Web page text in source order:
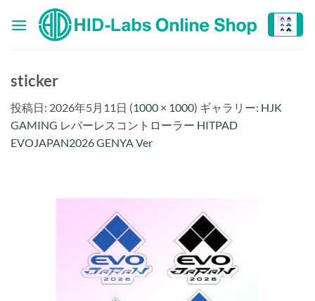
sticker
投稿日: 2026年5月11日 (1000 × 1000) ギャラリー: HJK
GAMING レバーレスコントローラー HITPAD
EVOJAPAN2026 GENYA Ver